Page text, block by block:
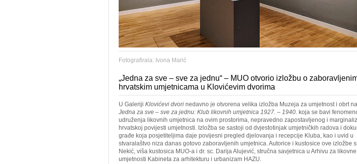
Fotografirala: Ivona Marić
„Jedna za sve – sve za jednu“ – MUO otvorio izložbu o
hrvatskim umjetnicama u Klovićevim dvorima
U Galeriji Klovićevi dvori nedavno je otvorena velika izložba Muzeja za umjetnost i obrt
Jedna za sve – sve za jednu: Klub likovnih umjetnica 1927. – 1940. koja se bavi
udruženja likovnih umjetnica na ovim prostorima, nepravedno zapostavljenog i
hrvatskoj povijesti umjetnosti. Izložba se sastoji od dvjestotinjak umjetničkih radova i
građe koja posjetiteljima daje povijesni pregled djelovanja i recepcije Kluba, kao i uvid u
stvaralaštvo niza danas gotovo zaboravljenih umjetnica. Autorice i kustosice ove izložbe
Nekić, viša kustosica MUO-a i dr. sc. Darija Alujević, stručna savjetnica u Arhivu za likovne
umjetnosti Kabineta za arhitekturu i urbanizam HAZU.